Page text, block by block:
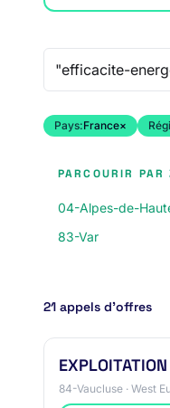
Pays:France×
PARCOURIR PAR
04-Alpes-de-
83-Var
21 appels d’offres
84-Vaucluse · West